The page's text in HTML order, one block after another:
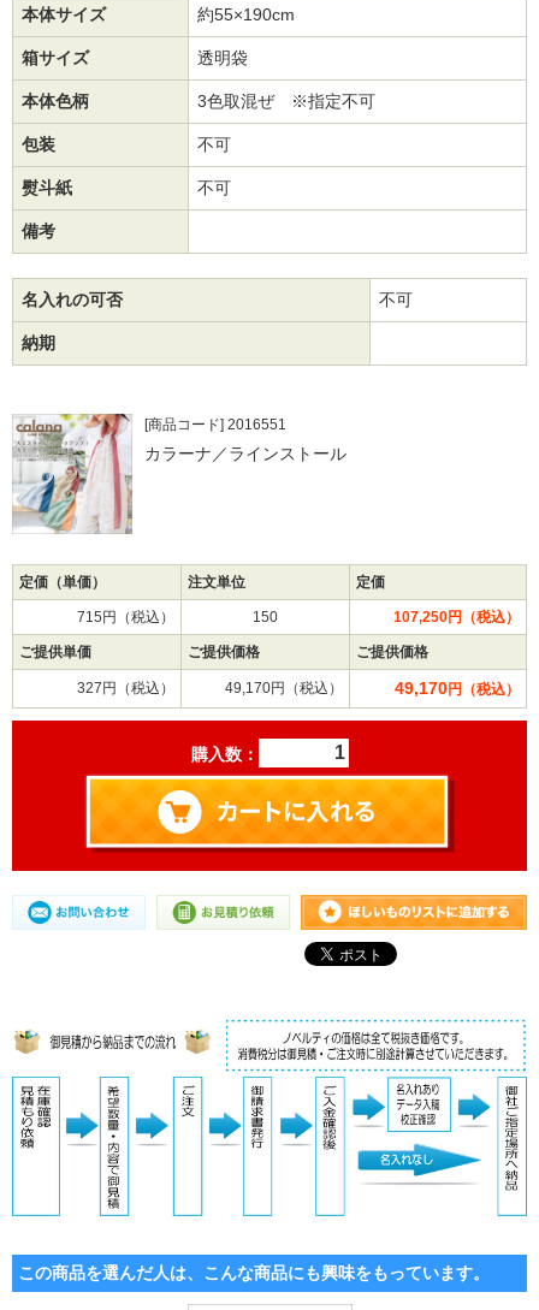
本体サイズ 約55×190cm
箱サイズ 透明袋
本体色柄 3色取混ぜ ※指定不可
包装 不可
熨斗紙 不可
備考
名入れの可否 不可
納期
[商品コード] 2016551
カラーナ／ラインストール
定価（単価） 注文単位 定価
715円（税込） 150 107,250円（税込）
ご提供単価 ご提供価格 ご提供価格
327円（税込） 49,170円（税込） 49,170円（税込）
購入数：
この商品を選んだ人は、こんな商品にも興味をもっています。